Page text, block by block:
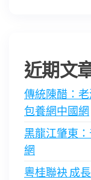
近期文
傳統陳醋：老
包養網中國網
黑龍江肇東
網
粵桂聯袂 成